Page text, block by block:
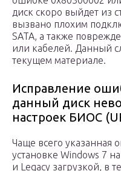
диск скоро выйдет из
вызвано плохим
SATA, а также
или кабелей. Данный
текущем материале.
Исправление
данный диск
настроек БИОС
Чаще всего указанная
установке Windows 7
и Legacy загрузкой, в